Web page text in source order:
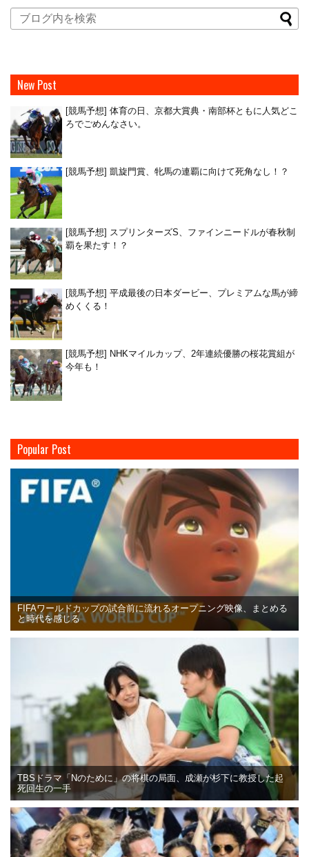
New Post
[競馬予想] 体育の日、京都大賞典・南部杯ともに人気どこ
ろでごめんなさい。
[競馬予想] 凱旋門賞、牝馬の連覇に向けて死角なし！？
[競馬予想] スプリンターズS、ファインニードルが春秋制
覇を果たす！？
[競馬予想] 平成最後の日本ダービー、プレミアムな馬が締
めくくる！
[競馬予想] NHKマイルカップ、2年連続優勝の桜花賞組が
今年も！
Popular Post
FIFAワールドカップの試合前に流れるオープニング映像、まとめる
と時代を感じる
TBSドラマ「Nのために」の将棋の局面、成瀬が杉下に教授した起
死回生の一手